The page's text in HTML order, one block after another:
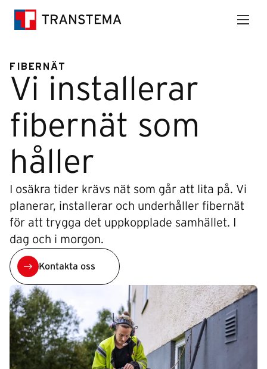
FIBERNÄT
Vi installerar
fibernät som
håller
I osäkra tider krävs nät som går att lita på. Vi
planerar, installerar och underhåller fibernät
för att trygga det uppkopplade samhället. I
dag och i morgon.
Kontakta oss